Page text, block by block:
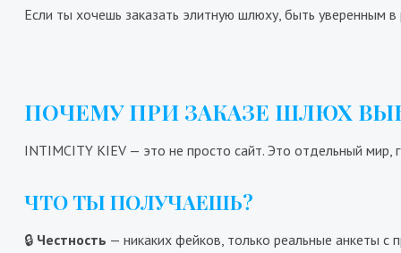
29000₴
Если ты хочешь заказать элитную шлюху, быть уверенным
ПОЧЕМУ ПРИ ЗАКАЗЕ ШЛЮХ
INTIMCITY KIEV — это не просто сайт. Это отдельный
ЧТО ТЫ ПОЛУЧАЕШЬ?
🔒 Честность — никаких фейков, только реальные анкеты с